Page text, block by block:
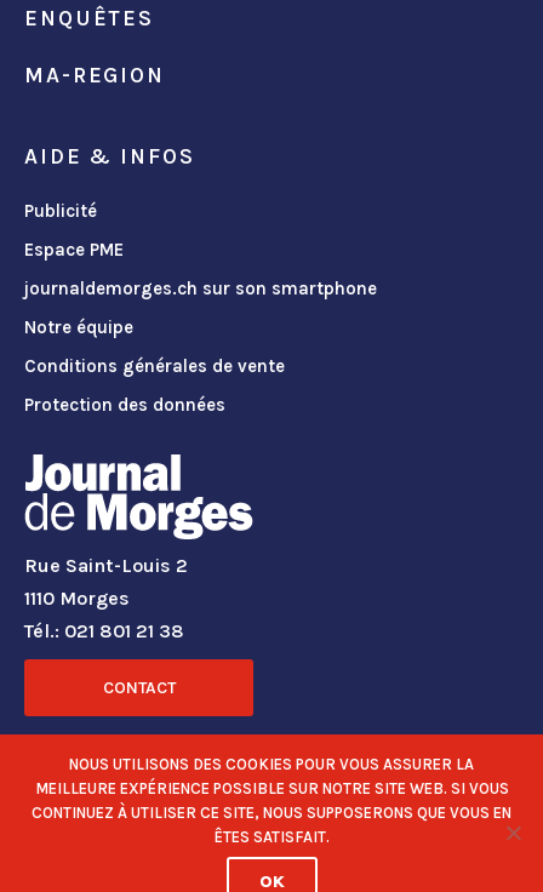
ENQUÊTES
MA-REGION
AIDE & INFOS
Publicité
Espace PME
journaldemorges.ch sur son smartphone
Notre équipe
Conditions générales de vente
Protection des données
Rue Saint-Louis 2
1110 Morges
Tél.: 021 801 21 38
CONTACT
RÉSEAUX SOCIAUX
NOUS UTILISONS DES COOKIES POUR VOUS ASSURER LA
MEILLEURE EXPÉRIENCE POSSIBLE SUR NOTRE SITE WEB. SI VOUS
CONTINUEZ À UTILISER CE SITE, NOUS SUPPOSERONS QUE VOUS EN
ÊTES SATISFAIT.
OK